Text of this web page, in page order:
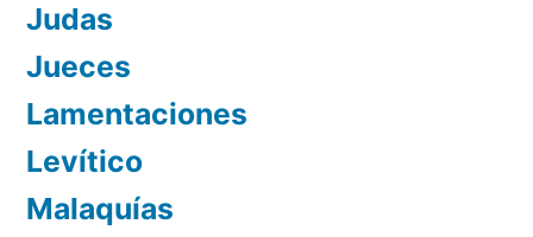
Judas
Jueces
Lamentaciones
Levítico
Malaquías